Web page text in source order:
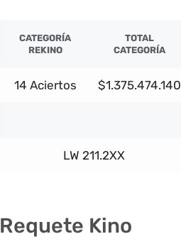
CATEGORÍA
REKINO
TOTAL
CATEGORÍA
14 Aciertos $1.375.474.140
LW 211.2XX
Requete Kino